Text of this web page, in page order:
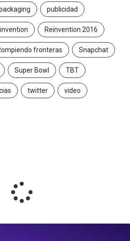
publicidad
Reinvention 2016
fronteras Snapchat
Super Bowl TBT
twitter video